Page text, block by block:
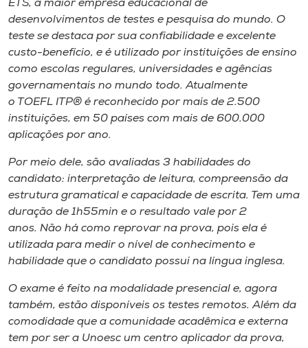
ETS, a maior empresa educacional de
desenvolvimentos de testes e pesquisa do mundo. O
teste se destaca por sua confiabilidade e excelente
custo-benefício, e é utilizado por instituições de ensino
como escolas regulares, universidades e agências
governamentais no mundo todo. Atualmente
o TOEFL ITP® é reconhecido por mais de 2.500
instituições, em 50 países com mais de 600.000
aplicações por ano.
Por meio dele, são avaliadas 3 habilidades do
candidato: interpretação de leitura, compreensão da
estrutura gramatical e capacidade de escrita. Tem uma
duração de 1h55min e o resultado vale por 2
anos. Não há como reprovar na prova, pois ela é
utilizada para medir o nível de conhecimento e
habilidade que o candidato possui na língua inglesa.
O exame é feito na modalidade presencial e, agora
também, estão disponíveis os testes remotos. Além da
comodidade que a comunidade acadêmica e externa
tem por ser a Unoesc um centro aplicador da prova,